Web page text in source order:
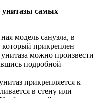
унитазы самых
модель санузла, в
который прикреплен
можно произвести
подробной
прикрепляется к
в стену или